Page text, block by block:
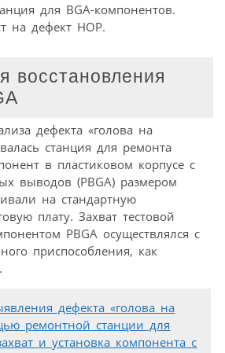
для BGA-компонентов.
на дефект HOP.
восстановления
дефекта «голова на
станция для ремонта
в пластиковом корпусе с
выводов (PBGA) размером
на стандартную
плату. Захват тестовой
PBGA осуществлялся с
приспособления, как